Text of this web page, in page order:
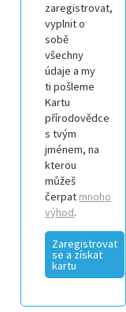
zaregistrovat,
vyplnit o
sobě
všechny
údaje a my
ti pošleme
Kartu
přírodovědce
s tvým
jménem, na
kterou
můžeš
čerpat mnoho
výhod.
Zaregistrovat
se a získat
kartu